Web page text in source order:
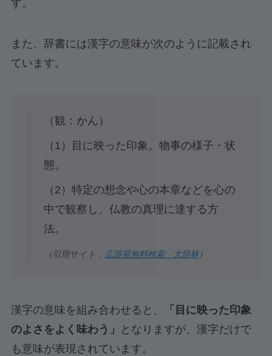
す。
また、辞書には漢字の意味が次のように記載され
ています。
（観：かん）
（1）目に映った印象。物事の様子・状
態。
（2）特定の想念や心の本章などを心の
中で観察し、仏教の真理に達する方
法。
（引用サイト： 広辞苑無料検索 大辞林）
漢字の意味を組み合わせると、
「目に映った印象
のよさをよく味わう」
となりますが、漢字だけで
も意味が表現されています。